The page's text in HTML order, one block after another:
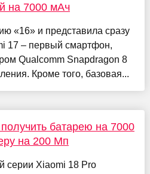
на 7000 мАч
«16» и представила сразу
17 – первый смартфон,
Qualcomm Snapdragon 8
Кроме того, базовая...
батарею на 7000
на 200 Мп
серии Xiaomi 18 Pro